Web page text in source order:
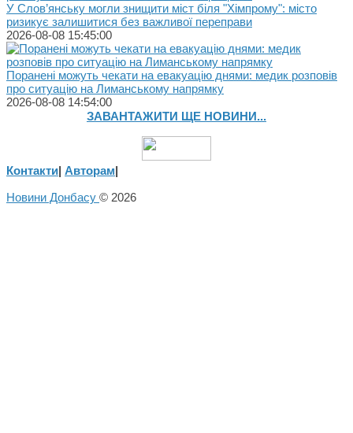
У Слов’янську могли знищити міст біля "Хімпрому": місто
ризикує залишитися без важливої переправи
2026-08-08 15:45:00
Поранені можуть чекати на евакуацію днями: медик розповів
про ситуацію на Лиманському напрямку
2026-08-08 14:54:00
ЗАВАНТАЖИТИ ЩЕ НОВИНИ...
Контакти| Авторам|
Новини Донбасу © 2026